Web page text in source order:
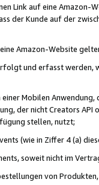
Link auf eine
der Kunde auf der
Amazon-Website
und erfasst werden,
Mobilen
der nicht Creators
stellen, nutzt;
(wie in Ziffer 4 (a)
soweit nicht im
von